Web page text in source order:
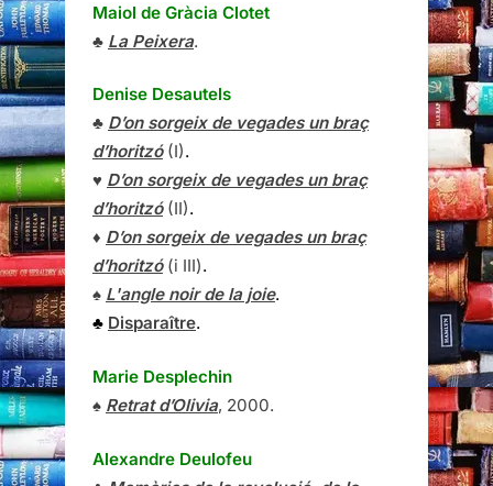
Maiol de Gràcia Clotet
♣ La Peixera.
Denise Desautels
♣ D’on sorgeix de vegades un braç
d’horitzó(I).
♥ D’on sorgeix de vegades un braç
d’horitzó(II).
♦ D’on sorgeix de vegades un braç
d’horitzó(i III).
♠ L'angle noir de la joie.
♣ Disparaître.
Marie Desplechin
♠ Retrat d’Olivia, 2000.
Alexandre Deulofeu